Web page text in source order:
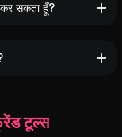
कर सकता हूँ?
टूल्स